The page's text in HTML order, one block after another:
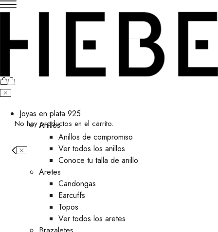
No hay productos en el carrito.
Joyas en plata 925
Anillos
Anillos de compromiso
Ver todos los anillos
Conoce tu talla de anillo
Aretes
⁠Candongas
Earcuffs
Topos
Ver todos los aretes